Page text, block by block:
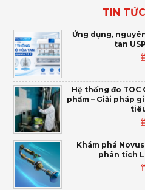
TIN
Ứng dụng,
tan
Hệ thống đo
phẩm – Giải pháp
Khám phá
phân tích